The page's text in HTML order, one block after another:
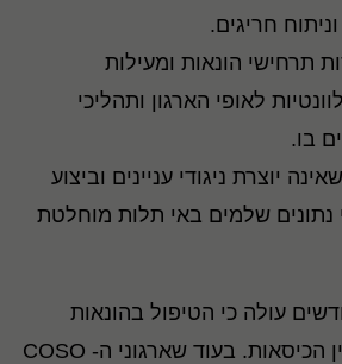
חריגים.
תרחישי הונאות ומעילות
לאופי הארגון ותהליכי
בו.
יוצרת ניגודי עניינים וביצוע
נתונים שלמים באי תלות מוחלטת
עולה כי הטיפול בהונאות
בדיווח כספי נופל בין הכיסאות. בעוד שארגוני ה- COSO